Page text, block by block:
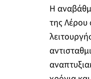
Η
της Λέρου